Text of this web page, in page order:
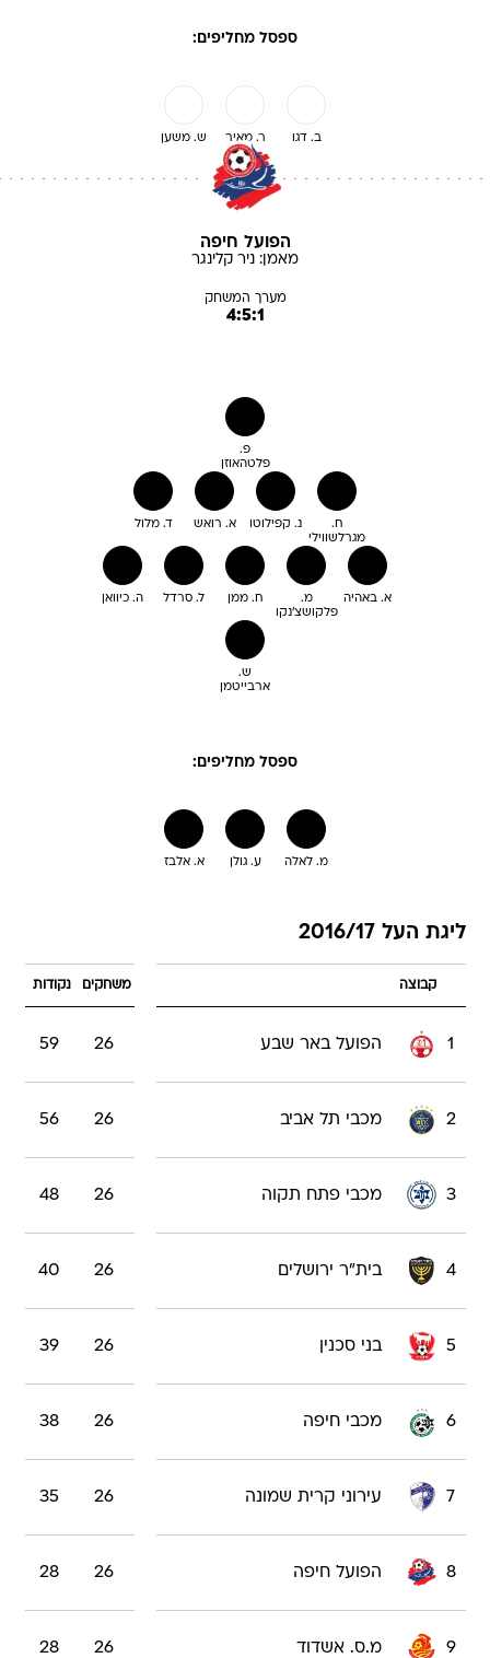
ספסל מחליפים:
ש. משען ר. מאיר ב. דגו
הפועל חיפה
מאמן: ניר קלינגר
מערך המשחק
4:5:1
פ.
פלטהאוזן
ד. מלול א. רואש נ. קפילוטו
ח.
מגרלשווילי
ה. כיוואן ל. סרדל ח. ממן
מ.
פלקושצ'נקו
א. באהיה
ש.
ארבייטמן
ספסל מחליפים:
א. אלבז ע. גולן מ. לאלה
ליגת העל 2016/17
קבוצה משחקים נקודות
1 הפועל באר שבע 26
59
2 מכבי תל אביב 26
56
3 מכבי פתח תקוה 26
48
4 בית"ר ירושלים 26
40
5 בני סכנין 26
39
6 מכבי חיפה 26
38
7 עירוני קרית שמונה 26
35
8 הפועל חיפה 26
28
9 מ.ס. אשדוד 26
28